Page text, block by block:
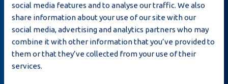
social media features and to analyse our traffic. We also
share information about your use of our site with our
social media, advertising and analytics partners who may
combine it with other information that you’ve provided to
them or that they’ve collected from your use of their
services.
Iscrivendomi, dichiaro di aver letto laPrivacy
policye che Moba può inviarmi e-mail relative a
notizie e offerte.